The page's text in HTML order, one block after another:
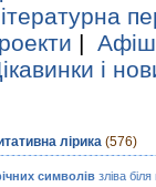
|
і
лірика (576)
символів зліва